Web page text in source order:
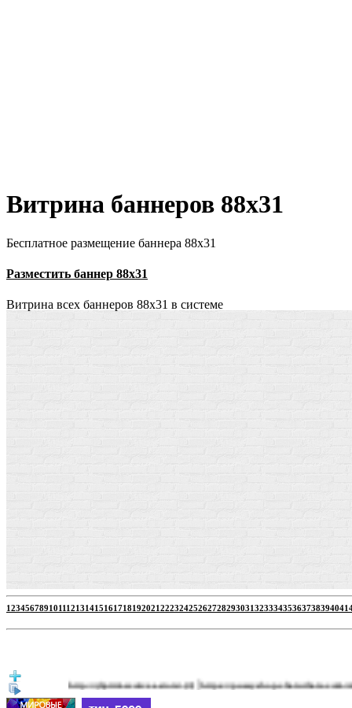
Витрина баннеров 88x31
Бесплатное размещение баннера 88х31
Разместить баннер 88х31
Витрина всех баннеров 88x31 в системе
1234567891011121314151617181920212223242526272829303132333435363738394041
http://jbprimecurves.store/(3)|https://pussyshop.chaturbate.com/male-